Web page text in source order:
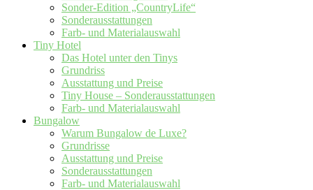
Sonder-Edition „CountryLife“
Sonderausstattungen
Farb- und Materialauswahl
Tiny Hotel
Das Hotel unter den Tinys
Grundriss
Ausstattung und Preise
Tiny House – Sonderausstattungen
Farb- und Materialauswahl
Bungalow
Warum Bungalow de Luxe?
Grundrisse
Ausstattung und Preise
Sonderausstattungen
Farb- und Materialauswahl